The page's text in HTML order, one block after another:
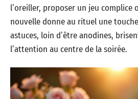
l’oreiller, proposer un jeu complice
nouvelle donne au rituel une
astuces, loin d’être anodines,
l’attention au centre de la soirée.